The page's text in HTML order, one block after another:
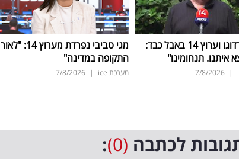
יעקב ברדוגו וערוץ 14 באבל כבד:
איתנו. תנחומינו"
|
7/8/2026
מגי טביבי נפרדת מערוץ 14: "לאור
התקופה במדינה"
מערכת ice |
7/8/2026
לכתבה (0)
: